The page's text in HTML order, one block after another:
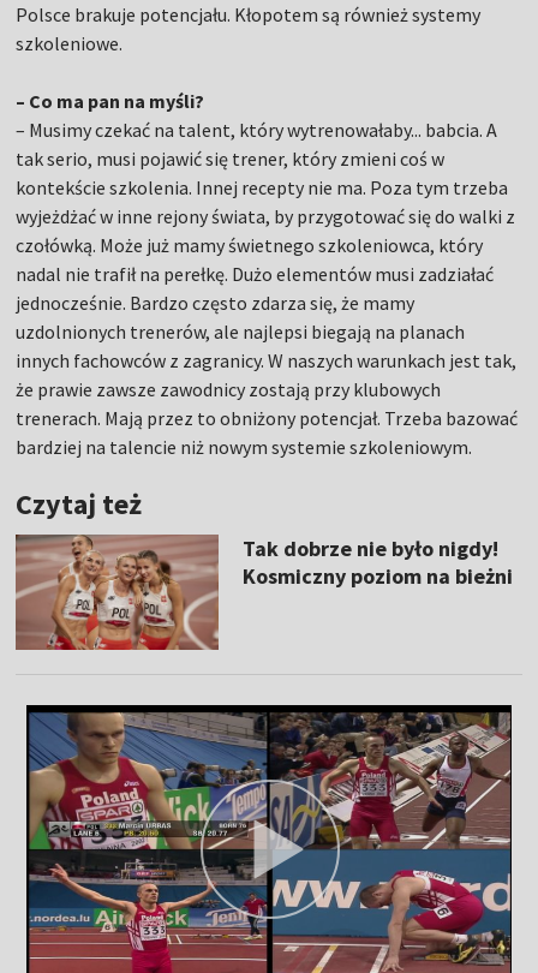
Polsce brakuje potencjału. Kłopotem są również systemy
szkoleniowe.
– Co ma pan na myśli?
– Musimy czekać na talent, który wytrenowałaby... babcia. A
tak serio, musi pojawić się trener, który zmieni coś w
kontekście szkolenia. Innej recepty nie ma. Poza tym trzeba
wyjeżdżać w inne rejony świata, by przygotować się do walki z
czołówką. Może już mamy świetnego szkoleniowca, który
nadal nie trafił na perełkę. Dużo elementów musi zadziałać
jednocześnie. Bardzo często zdarza się, że mamy
uzdolnionych trenerów, ale najlepsi biegają na planach
innych fachowców z zagranicy. W naszych warunkach jest tak,
że prawie zawsze zawodnicy zostają przy klubowych
trenerach. Mają przez to obniżony potencjał. Trzeba bazować
bardziej na talencie niż nowym systemie szkoleniowym.
Czytaj też
Tak dobrze nie było nigdy!
Kosmiczny poziom na bieżni